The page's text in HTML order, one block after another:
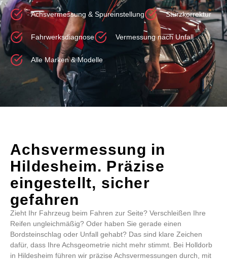
Achsvermessung & Spureinstellung Sturzkorrektur
Fahrwerksdiagnose Vermessung nach Unfall
Alle Marken & Modelle
Achsvermessung in
Hildesheim. Präzise
eingestellt, sicher
gefahren
Zieht Ihr Fahrzeug beim Fahren zur Seite? Verschleißen Ihre
Reifen ungleichmäßig? Oder haben Sie gerade einen
Bordsteinschlag oder Unfall gehabt? Das sind klare Zeichen
dafür, dass Ihre Achsgeometrie nicht mehr stimmt. Bei Holldorb
in Hildesheim führen wir präzise Achsvermessungen durch, mit